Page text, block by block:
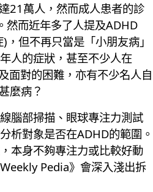
21萬人，然而成人患者的診
然而近年多了人提及ADHD
但不再只當是「小朋友病」
人的症狀，甚至不少人在
面對的困難，亦有不少名人自
麼病？
腦部掃描、眼球專注力測試
析對象是否在ADHD的範圍。
本身不夠專注力或比較好動
Pedia》會深入淺出拆